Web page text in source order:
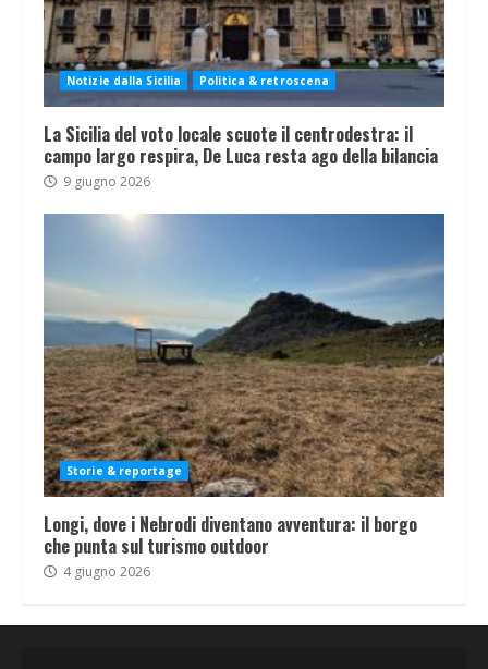
Notizie dalla Sicilia Politica & retroscena
La Sicilia del voto locale scuote il centrodestra: il
campo largo respira, De Luca resta ago della bilancia
9 giugno 2026
Storie & reportage
Longi, dove i Nebrodi diventano avventura: il borgo
che punta sul turismo outdoor
4 giugno 2026